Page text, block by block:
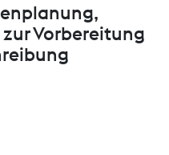
Vorbereitung